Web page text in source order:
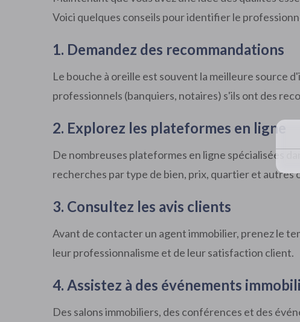
Voici quelques conseils pour identifier le
1. Demandez des recommandations
Le bouche à oreille est souvent la meilleure source
professionnels (banquiers, notaires) s'ils ont des
2. Explorez les plateformes en ligne
De nombreuses plateformes en ligne spécialisées
recherches par type de bien, prix, quartier et autres
3. Consultez les avis clients
Avant de contacter un agent immobilier, prenez le
leur professionnalisme et de leur satisfaction client.
4. Assistez à des événements
Des salons immobiliers, des conférences et des